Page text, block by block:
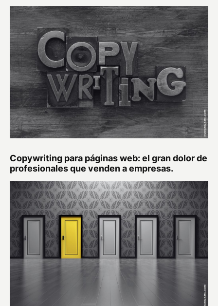
Copywriting para páginas web: el gran dolor de
profesionales que venden a empresas.